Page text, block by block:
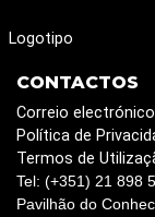
Logotipo
CONTACTOS
Correio electrónico
Política de
Termos de
Tel: (+351) 21 898
Pavilhão do